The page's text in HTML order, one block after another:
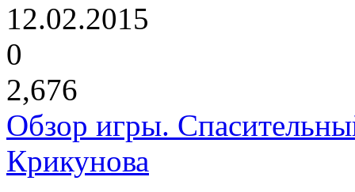
12.02.2015
0
2,676
Обзор игры.
Крикунова